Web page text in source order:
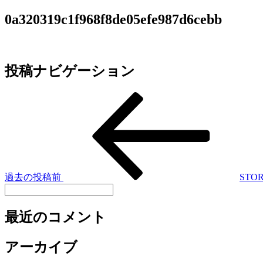
0a320319c1f968f8de05efe987d6cebb
投稿ナビゲーション
過去の投稿前
最近のコメント
アーカイブ